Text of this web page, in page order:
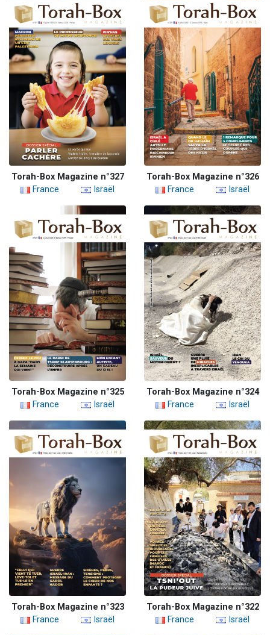
Torah-Box Magazine n°327
France
Israël
Torah-Box Magazine n°326
France
Israël
Torah-Box Magazine n°325
France
Israël
Torah-Box Magazine n°324
France
Israël
Torah-Box Magazine n°323
France
Israël
Torah-Box Magazine n°322
France
Israël